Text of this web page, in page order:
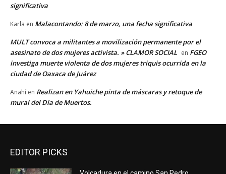
significativa
Karla en Malacontando: 8 de marzo, una fecha significativa
MULT convoca a militantes a movilización permanente por el
asesinato de dos mujeres activista. » CLAMOR SOCIAL en FGEO
investiga muerte violenta de dos mujeres triquis ocurrida en la
ciudad de Oaxaca de Juárez
Anahí en Realizan en Yahuiche pinta de máscaras y retoque de
mural del Día de Muertos.
EDITOR PICKS